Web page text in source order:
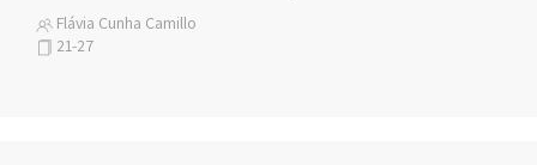
Flávia Cunha Camillo
21-27